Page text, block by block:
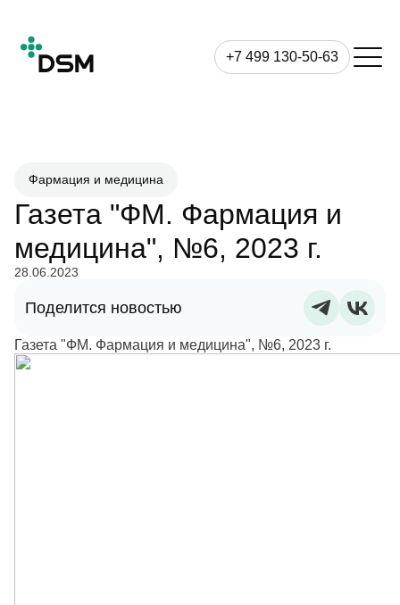
+7 499 130-50-63
Фармация и медицина
Газета "ФМ. Фармация и
медицина", №6, 2023 г.
28.06.2023
Поделится новостью
Газета "ФМ. Фармация и медицина", №6, 2023 г.